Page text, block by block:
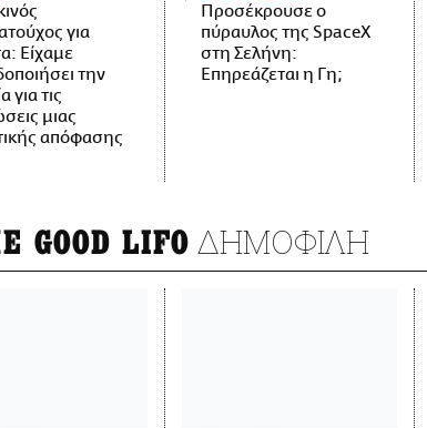
για
Είχαμε
την
για τις
μιας
απόφασης
Προσέκρουσε ο
πύραυλος της SpaceX
στη Σελήνη:
Επηρεάζεται η Γη;
GOOD LIFO ΔΗΜΟΦΙΛΗ